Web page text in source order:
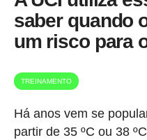
saber quando
um risco para
TREINAMENTO
Há anos vem se
partir de 35 ºC ou 38